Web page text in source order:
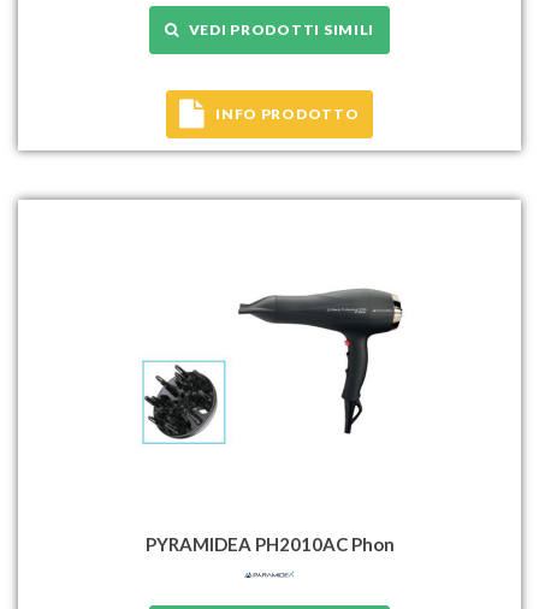
VEDI PRODOTTI SIMILI
INFO PRODOTTO
PYRAMIDEA PH2010AC Phon